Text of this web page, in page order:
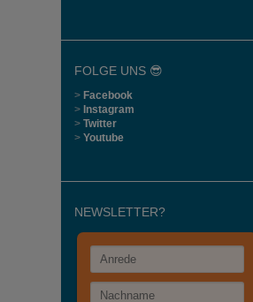
FOLGE UNS 😎
> Facebook
> Instagram
> Twitter
> Youtube
NEWSLETTER?